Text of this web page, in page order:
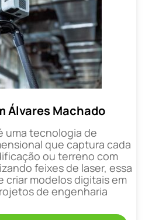
Álvares Machado
uma tecnologia de
que captura cada
ou terreno com
feixes de laser, essa
criar modelos digitais em
de engenharia